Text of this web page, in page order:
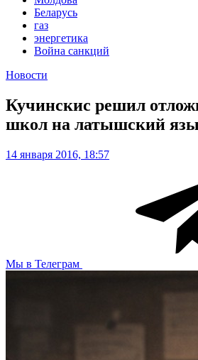
Беларусь
газ
энергетика
Война санкций
Новости
Кучинскис решил
школ на латышский
14 января 2016, 18:57
Мы в Телеграм